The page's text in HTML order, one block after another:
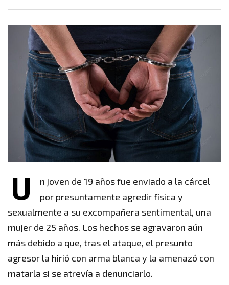
U
n joven de 19 años fue enviado a la cárcel
por presuntamente agredir física y
sexualmente a su excompañera sentimental, una
mujer de 25 años. Los hechos se agravaron aún
más debido a que, tras el ataque, el presunto
agresor la hirió con arma blanca y la amenazó con
matarla si se atrevía a denunciarlo.